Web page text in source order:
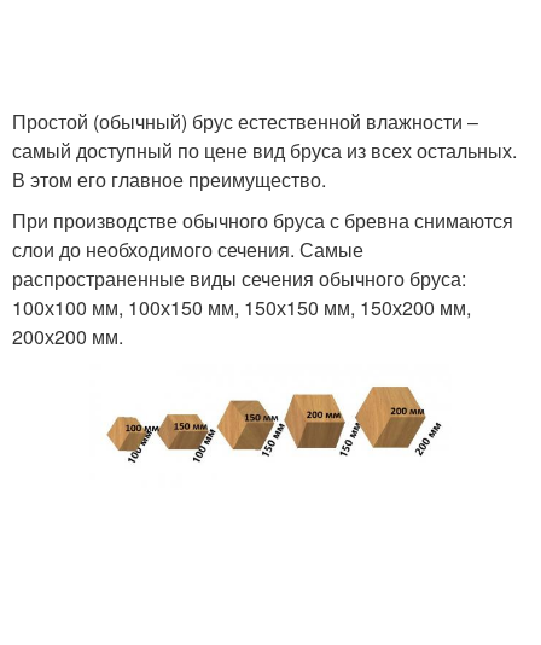
Простой (обычный) брус естественной влажности –
самый доступный по цене вид бруса из всех остальных.
В этом его главное преимущество.
При производстве обычного бруса с бревна снимаются
слои до необходимого сечения. Самые
распространенные виды сечения обычного бруса:
100х100 мм, 100х150 мм, 150х150 мм, 150х200 мм,
200х200 мм.